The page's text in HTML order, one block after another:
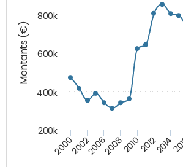
Montants (€)
2000200220062008201020122014
200k
400k
600k
800k